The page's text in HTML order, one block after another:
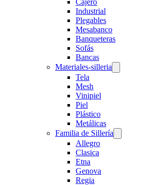
Cajero
Industrial
Plegables
Mesabanco
Banqueteras
Sofás
Bancas
Materiales-silleria
Tela
Mesh
Vinipiel
Piel
Plástico
Metálicas
Familia de Sillería
Allegro
Clasica
Etna
Genova
Regia